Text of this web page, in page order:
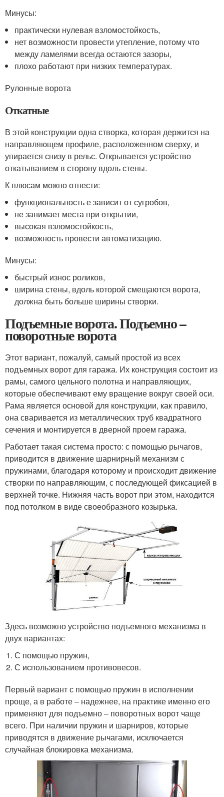
Минусы:
практически нулевая взломостойкость,
нет возможности провести утепление, потому что
между ламелями всегда остаются зазоры,
плохо работают при низких температурах.
Рулонные ворота
Откатные
В этой конструкции одна створка, которая держится на
направляющем профиле, расположенном сверху, и
упирается снизу в рельс. Открывается устройство
откатыванием в сторону вдоль стены.
К плюсам можно отнести:
функциональность е зависит от сугробов,
не занимает места при открытии,
высокая взломостойкость,
возможность провести автоматизацию.
Минусы:
быстрый износ роликов,
ширина стены, вдоль которой смещаются ворота,
должна быть больше ширины створки.
Подъемные ворота. Подъемно –
поворотные ворота
Этот вариант, пожалуй, самый простой из всех
подъемных ворот для гаража. Их конструкция состоит из
рамы, самого цельного полотна и направляющих,
которые обеспечивают ему вращение вокруг своей оси.
Рама является основой для конструкции, как правило,
она сваривается из металлических труб квадратного
сечения и монтируется в дверной проем гаража.
Работает такая система просто: с помощью рычагов,
приводится в движение шарнирный механизм с
пружинами, благодаря которому и происходит движение
створки по направляющим, с последующей фиксацией в
верхней точке. Нижняя часть ворот при этом, находится
под потолком в виде своеобразного козырька.
Здесь возможно устройство подъемного механизма в
двух вариантах:
С помощью пружин,
С использованием противовесов.
Первый вариант с помощью пружин в исполнении
проще, а в работе – надежнее, на практике именно его
применяют для подъемно – поворотных ворот чаще
всего. При наличии пружин и шарниров, которые
приводятся в движение рычагами, исключается
случайная блокировка механизма.